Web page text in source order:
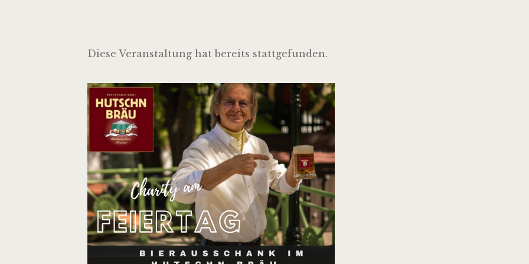
Diese Veranstaltung hat bereits stattgefunden.